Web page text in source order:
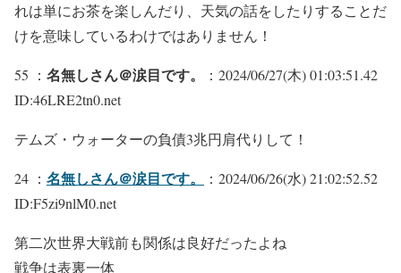
れは単にお茶を楽しんだり、天気の話をしたりすることだ
けを意味しているわけではありません！
55 ： 名無しさん＠涙目です。
：2024/06/27(木) 01:03:51.42
ID:46LRE2tn0.net
テムズ・ウォーターの負債3兆円肩代りして！
24 ： 名無しさん＠涙目です。
：2024/06/26(水) 21:02:52.52
ID:F5zi9nlM0.net
第二次世界大戦前も関係は良好だったよね
戦争は表裏一体